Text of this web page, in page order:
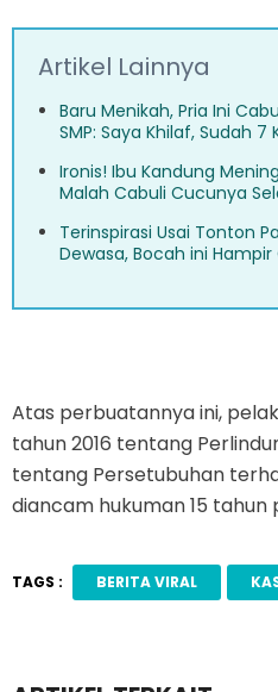
Artikel Lainnya
Baru Menikah, Pria Ini
SMP: Saya Khilaf, Sudah 7
Ironis! Ibu Kandung
Malah Cabuli Cucunya
Terinspirasi Usai Tonton
Dewasa, Bocah ini
Atas perbuatannya ini,
tahun 2016 tentang
tentang Persetubuhan
diancam hukuman 15 tahun
TAGS : BERITA VIRAL